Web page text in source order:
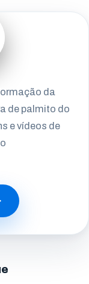
da
de palmito do
e vídeos de